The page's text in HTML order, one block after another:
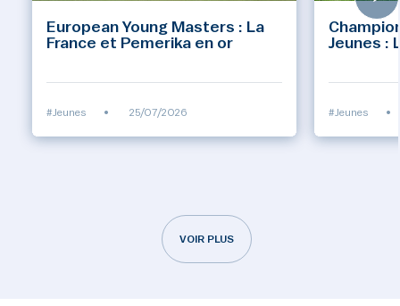
European Young Masters : La
France et Pemerika en or
#Jeunes • 25/07/2026
Jeunes :
#Jeunes •
VOIR PLUS